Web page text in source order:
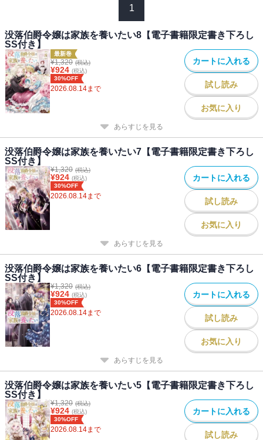
め、おまけにいきなり「きみは良い領主になるだろう」と言い出し
い、はず！ なのに当事者【ゲルトルード】を置いてきぼりに、思
わぬ方向へと事態は転がっていく！ 転生タフ令嬢の逆転ダイアリ
ー！
著者について
●著者：ミコタにう
2巻が出ました！ これもひとえに読者のみなさまのおかげです。本
「なんでこうなった！」の連続です。本人はとっても大変そうです
が、ぜひお楽しみくださいませ。
●イラスト：椎名咲月
がんばるルーディを全力で応援！！
楽しくお仕事させていただきありがとうございます。
1
没落伯爵令嬢は家族を養いたい8【電子書籍限定書き下ろし
SS付き】
最新巻
¥1,320 (税込)
¥924 (税込)
30%OFF
2026.08.14まで
カートに入れる
試し読み
お気に入り
あらすじを見る
没落伯爵令嬢は家族を養いたい7【電子書籍限定書き下ろし
SS付き】
¥1,320 (税込)
¥924 (税込)
30%OFF
2026.08.14まで
カートに入れる
試し読み
お気に入り
あらすじを見る
没落伯爵令嬢は家族を養いたい6【電子書籍限定書き下ろし
SS付き】
¥1,320 (税込)
¥924 (税込)
30%OFF
2026.08.14まで
カートに入れる
試し読み
お気に入り
あらすじを見る
没落伯爵令嬢は家族を養いたい5【電子書籍限定書き下ろし
SS付き】
¥1,320 (税込)
¥924 (税込)
30%OFF
2026.08.14まで
カートに入れる
試し読み